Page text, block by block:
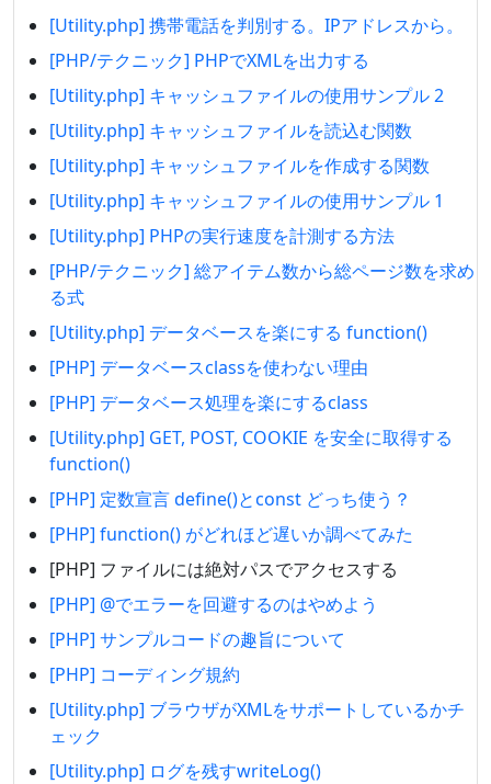
[Utility.php] 携帯電話を判別する。IPアドレスから。
[PHP/テクニック] PHPでXMLを出力する
[Utility.php] キャッシュファイルの使用サンプル 2
[Utility.php] キャッシュファイルを読込む関数
[Utility.php] キャッシュファイルを作成する関数
[Utility.php] キャッシュファイルの使用サンプル 1
[Utility.php] PHPの実行速度を計測する方法
[PHP/テクニック] 総アイテム数から総ページ数を求め
る式
[Utility.php] データベースを楽にする function()
[PHP] データベースclassを使わない理由
[PHP] データベース処理を楽にするclass
[Utility.php] GET, POST, COOKIE を安全に取得する
function()
[PHP] 定数宣言 define()とconst どっち使う？
[PHP] function() がどれほど遅いか調べてみた
[PHP] ファイルには絶対パスでアクセスする
[PHP] @でエラーを回避するのはやめよう
[PHP] サンプルコードの趣旨について
[PHP] コーディング規約
[Utility.php] ブラウザがXMLをサポートしているかチ
ェック
[Utility.php] ログを残すwriteLog()